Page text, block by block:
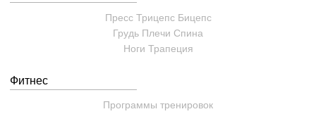
Пресс Трицепс Бицепс
Грудь Плечи Спина
Ноги Трапеция
Фитнес
Программы тренировок